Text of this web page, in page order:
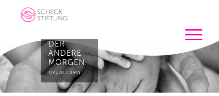
KANN.
DER EINE
DER
ANDERE
MORGEN.
DALAI LAMA